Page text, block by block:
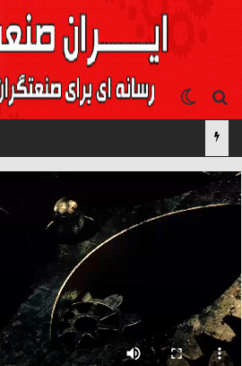
جستجو برایتغییر پوسته